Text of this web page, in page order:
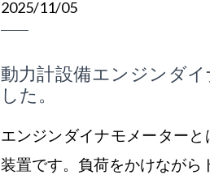
2025/11/05
動力計設備エンジンダ
した。
エンジンダイナモメーター
装置です。負荷をかけながら